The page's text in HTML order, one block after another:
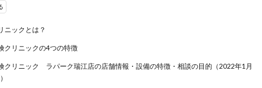
ニックとは？
クリニックの4つの特徴
クリニック ラパーク瑞江店の店舗情報・設備の特徴・相談の目的（2022年1月